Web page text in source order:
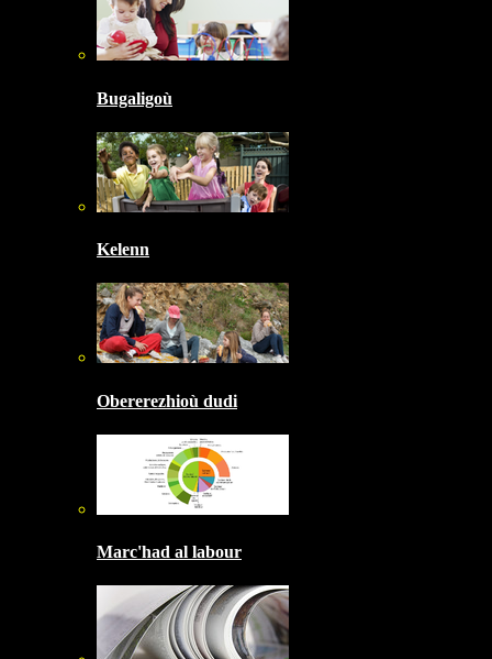
Bugaligoù
Kelenn
Obererezhioù dudi
Marc'had al labour